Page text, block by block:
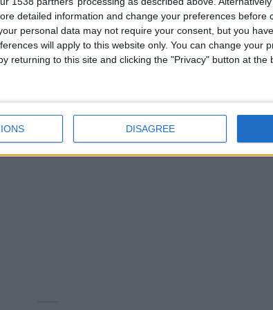
detailed information and change your preferences before
personal data may not require your consent, but you
will apply to this website only. You can change your
returning to this site and clicking the "Privacy" button at the
DISAGREE